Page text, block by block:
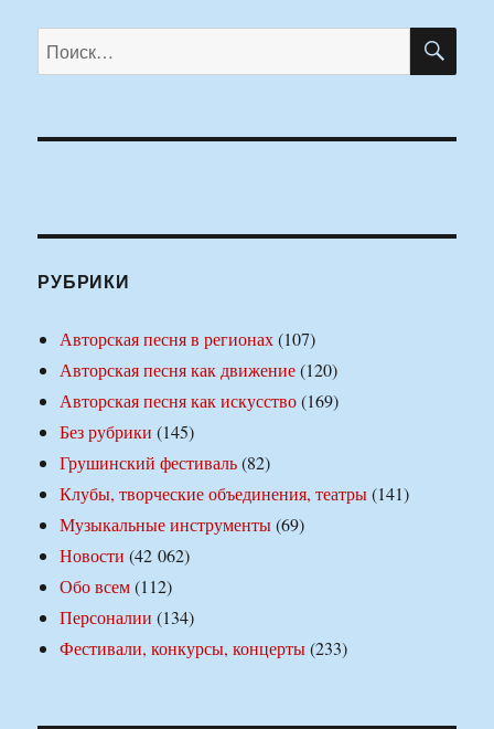
Искать:
РУБРИКИ
Авторская песня в регионах(107)
Авторская песня как движение(120)
Авторская песня как искусство(169)
Без рубрики (145)
Грушинский фестиваль(82)
Клубы, творческие объединения, театры(141)
Музыкальные инструменты(69)
Новости (42 062)
Обо всем(112)
Персоналии (134)
Фестивали, конкурсы, концерты(233)